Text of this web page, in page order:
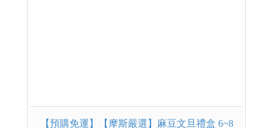
【預購免運】【摩斯嚴選】麻豆文旦禮盒 6~8